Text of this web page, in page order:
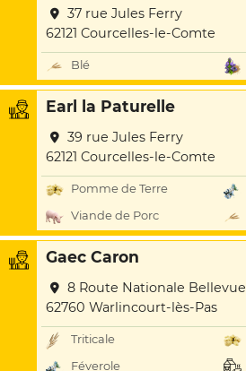
37 rue Jules Ferry
62121 Courcelles-le-Comte
Blé
Earl la Paturelle
39 rue Jules Ferry
62121 Courcelles-le-Comte
Pomme de Terre
Viande de Porc
Gaec Caron
8 Route Nationale Bellevue
62760 Warlincourt-lès-Pas
Triticale
Féverole